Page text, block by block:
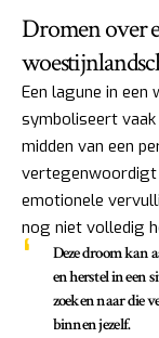
Dromen over
Een lagune in een
symboliseert vaak
midden van een
vertegenwoordigt
emotionele
nog niet volledig
Deze droom kan
en herstel in een
zoeken naar die
binnen jezelf.